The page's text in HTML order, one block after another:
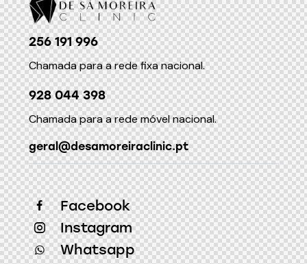
256 191 996
Chamada para a rede fixa nacional.
928 044 398
Chamada para a rede móvel nacional.
geral@desamoreiraclinic.pt
Facebook
Instagram
Whatsapp